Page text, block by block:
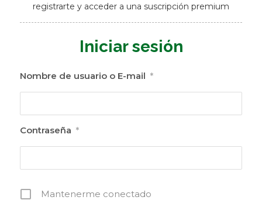
registrarte y acceder a una suscripción premium
Iniciar sesión
Nombre de usuario o E-mail *
Contraseña *
Mantenerme conectado